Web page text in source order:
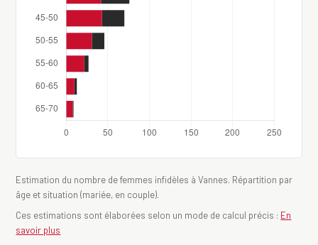
Estimation du nombre de femmes infidèles à Vannes. Répartition par
âge et situation (mariée, en couple).
Ces estimations sont élaborées selon un mode de calcul précis : En
savoir plus